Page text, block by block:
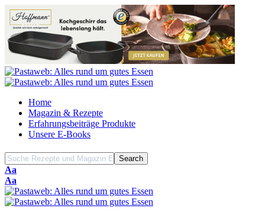
Home
Magazin & Rezepte
Erfahrungsbeiträge Produkte
Unsere E-Books
Font
Resizer
Aa
Font
Resizer
Aa